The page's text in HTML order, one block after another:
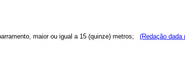
maior ou igual a 15 (quinze) metros; (Redação dada